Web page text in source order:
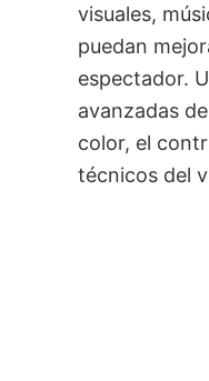
visuales,
puedan
espectador.
avanzadas
color, el
técnicos del